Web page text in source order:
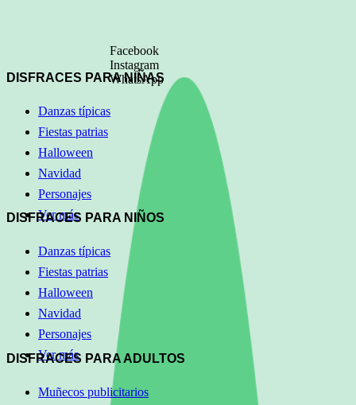
Facebook
Instagram
WhatsApp
DISFRACES PARA NIÑAS
Danzas típicas
Fiestas patrias
Halloween
Navidad
Personajes
Ver más
DISFRACES PARA NIÑOS
Danzas típicas
Fiestas patrias
Halloween
Navidad
Personajes
Ver más
DISFRACES PARA ADULTOS
Muñecos publicitarios